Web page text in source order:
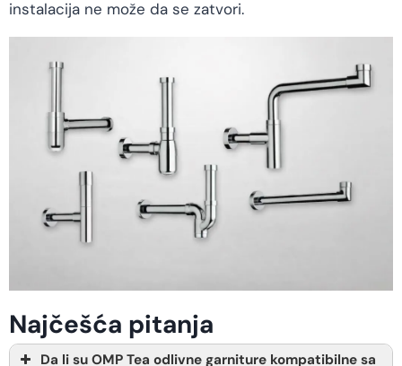
instalacija ne može da se zatvori.
Najčešća pitanja
Da li su OMP Tea odlivne garniture kompatibilne sa